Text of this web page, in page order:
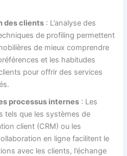
des clients : L’analyse des
de profiling permettent
de mieux comprendre
et les habitudes
pour offrir des services
processus internes : Les
tels que les systèmes de
client (CRM) ou les
en ligne facilitent le
avec les clients, l’échange